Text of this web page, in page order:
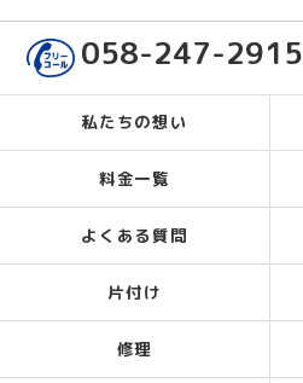
058-247-2915
私たちの想い
料金一覧
よくある質問
片付け
修理